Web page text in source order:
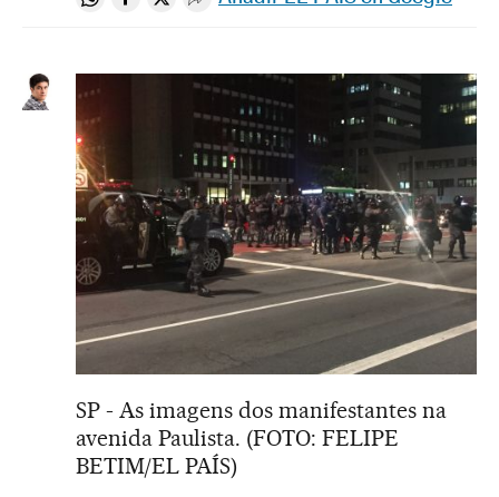
Compartir en Whatsapp
Compartir en Facebook
Compartir en Twitter
Desplegar Redes Sociales
SP - As imagens dos manifestantes na
avenida Paulista. (FOTO: FELIPE
BETIM/EL PAÍS)